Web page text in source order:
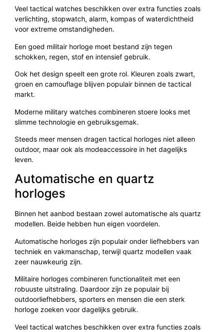
Veel tactical watches beschikken over extra functies zoals
verlichting, stopwatch, alarm, kompas of waterdichtheid
voor extreme omstandigheden.
Een goed militair horloge moet bestand zijn tegen
schokken, regen, stof en intensief gebruik.
Ook het design speelt een grote rol. Kleuren zoals zwart,
groen en camouflage blijven populair binnen de tactical
markt.
Moderne military watches combineren stoere looks met
slimme technologie en gebruiksgemak.
Steeds meer mensen dragen tactical horloges niet alleen
outdoor, maar ook als modeaccessoire in het dagelijks
leven.
Automatische en quartz
horloges
Binnen het aanbod bestaan zowel automatische als quartz
modellen. Beide hebben hun eigen voordelen.
Automatische horloges zijn populair onder liefhebbers van
techniek en vakmanschap, terwijl quartz modellen vaak
zeer nauwkeurig zijn.
Militaire horloges combineren functionaliteit met een
robuuste uitstraling. Daardoor zijn ze populair bij
outdoorliefhebbers, sporters en mensen die een sterk
horloge zoeken voor dagelijks gebruik.
Veel tactical watches beschikken over extra functies zoals